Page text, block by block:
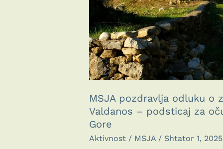
MSJA pozdravlja odluku o
Valdanos – podsticaj za
Gore
Aktivnost/ MSJA / Shtator 1, 2025